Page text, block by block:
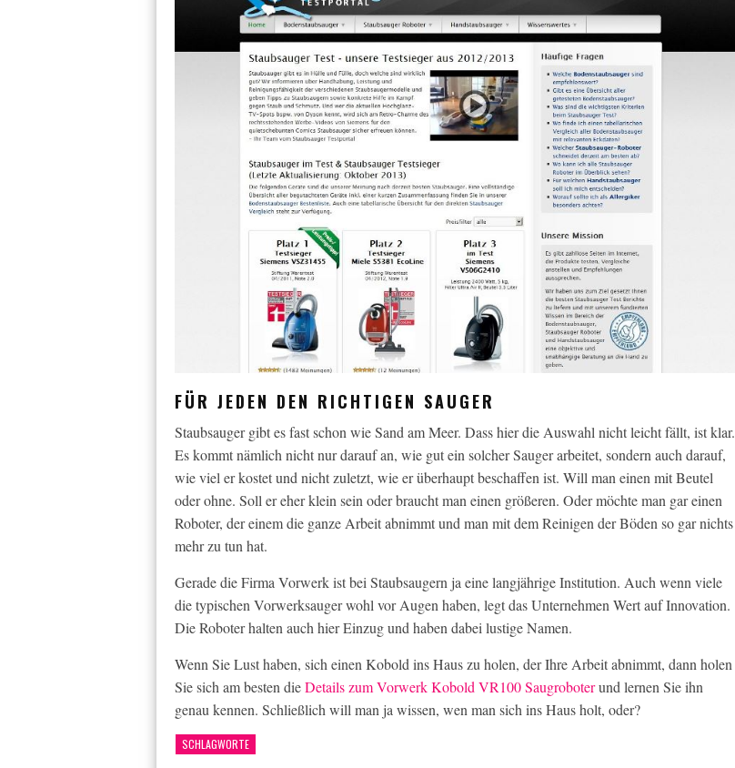
FÜR JEDEN DEN RICHTIGEN SAUGER
Staubsauger gibt es fast schon wie Sand am Meer. Dass hier die Auswahl nicht leicht fällt, ist klar.
Es kommt nämlich nicht nur darauf an, wie gut ein solcher Sauger arbeitet, sondern auch darauf,
wie viel er kostet und nicht zuletzt, wie er überhaupt beschaffen ist. Will man einen mit Beutel
oder ohne. Soll er eher klein sein oder braucht man einen größeren. Oder möchte man gar einen
Roboter, der einem die ganze Arbeit abnimmt und man mit dem Reinigen der Böden so gar nichts
mehr zu tun hat.
Gerade die Firma Vorwerk ist bei Staubsaugern ja eine langjährige Institution. Auch wenn viele
die typischen Vorwerksauger wohl vor Augen haben, legt das Unternehmen Wert auf Innovation.
Die Roboter halten auch hier Einzug und haben dabei lustige Namen.
Wenn Sie Lust haben, sich einen Kobold ins Haus zu holen, der Ihre Arbeit abnimmt, dann holen
Sie sich am besten dieDetails zum Vorwerk Kobold VR100 Saugroboterund lernen Sie ihn
genau kennen. Schließlich will man ja wissen, wen man sich ins Haus holt, oder?
SCHLAGWORTE